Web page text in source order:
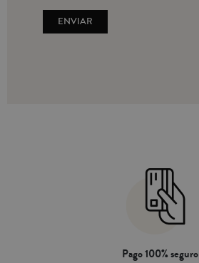
Pago 100% seguro